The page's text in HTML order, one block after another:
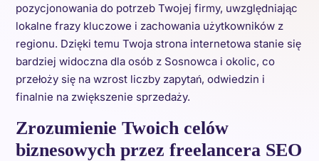
pozycjonowania do potrzeb Twojej firmy, uwzględniając
lokalne frazy kluczowe i zachowania użytkowników z
regionu. Dzięki temu Twoja strona internetowa stanie się
bardziej widoczna dla osób z Sosnowca i okolic, co
przełoży się na wzrost liczby zapytań, odwiedzin i
finalnie na zwiększenie sprzedaży.
Zrozumienie Twoich celów
biznesowych przez freelancera SEO